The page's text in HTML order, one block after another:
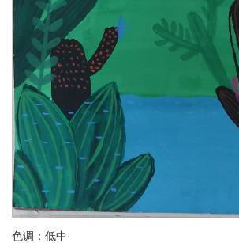
色调：低中